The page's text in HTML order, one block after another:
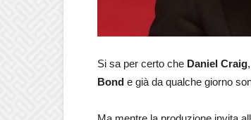
Si sa per certo che Daniel Craig
Bond e già da qualche giorno